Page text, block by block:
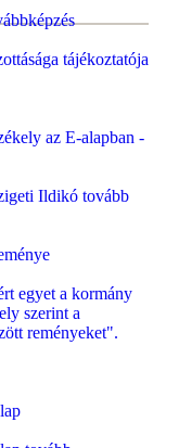
tájékoztatója
az E-alapban -
Ildikó tovább
egyet a kormány
szerint a
reményeket".